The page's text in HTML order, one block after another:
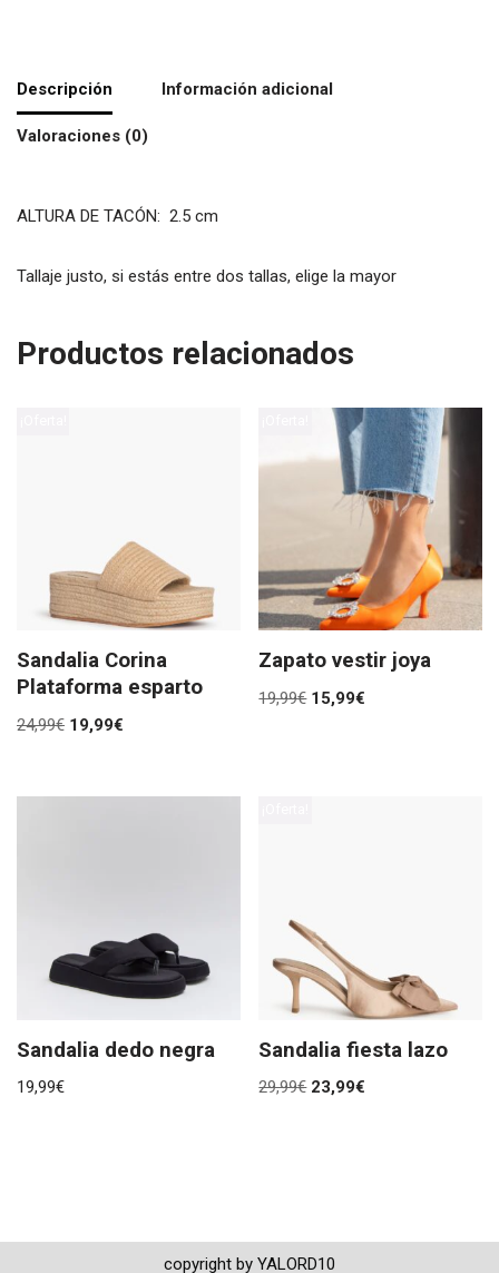
Descripción Información adicional
Valoraciones (0)
ALTURA DE TACÓN: 2.5 cm
Tallaje justo, si estás entre dos tallas, elige la mayor
Productos relacionados
Sandalia Corina
Plataforma esparto
24,99€ 19,99€
Zapato vestir joya
19,99€ 15,99€
Sandalia dedo negra
19,99€
Sandalia fiesta lazo
29,99€ 23,99€
copyright by YALORD10